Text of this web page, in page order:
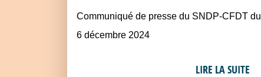
Communiqué de presse du SNDP-CFDT du
6 décembre 2024
LIRE LA SUITE